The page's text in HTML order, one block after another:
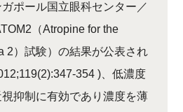
ポール国立眼科センター／
（Atropine for the
2）試験）の結果が公表され
354 )、低濃度
抑制に有効であり濃度を薄